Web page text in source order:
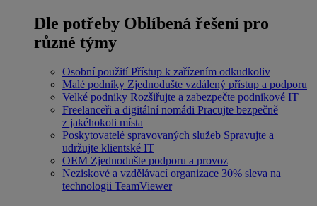
Dle potřeby Oblíbená řešení pro
různé týmy
Osobní použití Přístup k zařízením odkudkoliv
Malé podniky Zjednodušte vzdálený přístup a podporu
Velké podniky Rozšiřujte a zabezpečte podnikové IT
Freelanceři a digitální nomádi Pracujte bezpečně
z jakéhokoli místa
Poskytovatelé spravovaných služeb Spravujte a
udržujte klientské IT
OEM Zjednodušte podporu a provoz
Neziskové a vzdělávací organizace 30% sleva na
technologii TeamViewer